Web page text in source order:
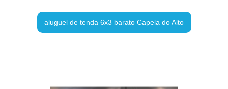
aluguel de tenda 6x3 barato Capela do Alto